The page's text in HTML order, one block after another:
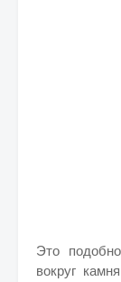
Это
вокруг